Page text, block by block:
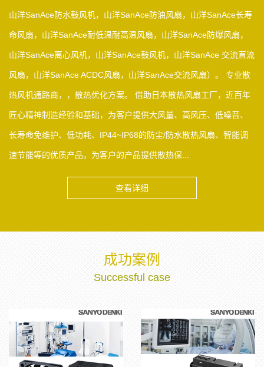
山洋SanAce防水鼓风机，山洋SanAce防油风扇，山洋SanAce长寿
命风扇，山洋SanAce耐低温耐高温风扇，山洋SanAce防爆风扇，
山洋SanAce离心风机，山洋SanAce鼓风机，山洋SanAce 交流直流
风扇，山洋SanAce ACDC风扇，山洋SanAce交流风扇）。 专业散
热风机通路商，，散热优化方案。 借助日本散热风扇工厂，近百年
匠心精神制造经验和基础，为客户提供大风量、高风压、低噪音、
长寿命免维护、低功耗、IP44~IP68的防尘/防水散热风扇、智能调
速节能等的优质产品，为客户的产品提供散热保...
查看详细
成功案例
Successful case